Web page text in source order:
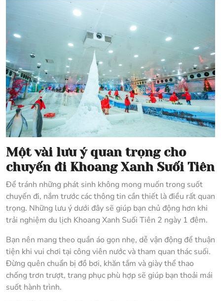
Một vài lưu ý quan trọng cho
chuyến đi Khoang Xanh Suối Tiên
Để tránh những phát sinh không mong muốn trong suốt
chuyến đi, nắm trước các thông tin cần thiết là điều rất quan
trọng. Những lưu ý dưới đây sẽ giúp bạn chủ động hơn khi
trải nghiệm du lịch Khoang Xanh Suối Tiên 2 ngày 1 đêm.
Bạn nên mang theo quần áo gọn nhẹ, dễ vận động để thuận
tiện khi vui chơi tại công viên nước và tham quan thác suối.
Đừng quên chuẩn bị đồ bơi, khăn tắm và giày thể thao
chống trơn trượt, trang phục phù hợp sẽ giúp bạn thoải mái
suốt hành trình.